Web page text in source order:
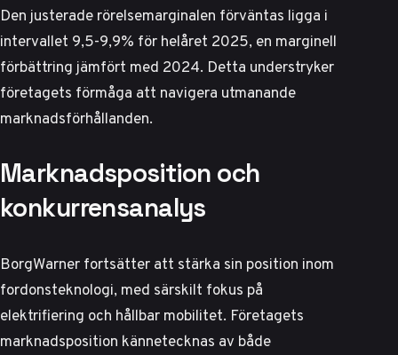
Den justerade rörelsemarginalen förväntas ligga i
intervallet 9,5-9,9% för helåret 2025, en marginell
förbättring jämfört med 2024. Detta understryker
företagets förmåga att navigera utmanande
marknadsförhållanden.
Marknadsposition och
konkurrensanalys
BorgWarner fortsätter att stärka sin position inom
fordonsteknologi, med särskilt fokus på
elektrifiering och hållbar mobilitet. Företagets
marknadsposition kännetecknas av både